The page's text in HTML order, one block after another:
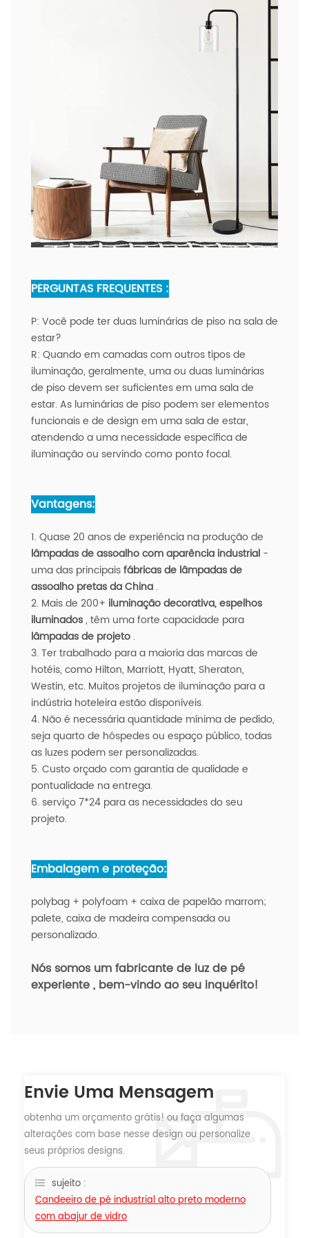
PERGUNTAS FREQUENTES :
P: Você pode ter duas luminárias de piso na sala de
estar?
R: Quando em camadas com outros tipos de
iluminação, geralmente, uma ou duas luminárias
de piso devem ser suficientes em uma sala de
estar. As luminárias de piso podem ser elementos
funcionais e de design em uma sala de estar,
atendendo a uma necessidade específica de
iluminação ou servindo como ponto focal.
Vantagens:
1. Quase 20 anos de experiência na produção de
lâmpadas de assoalho com aparência industrial -
uma das principaisfábricas de lâmpadas de
assoalho pretas da China .
2. Mais de 200+ iluminação decorativa, espelhos
iluminados, têm uma forte capacidade para
lâmpadas de projeto .
3. Ter trabalhado para a maioria das marcas de
hotéis, como Hilton, Marriott, Hyatt, Sheraton,
Westin, etc. Muitos projetos de iluminação para a
indústria hoteleira estão disponíveis.
4. Não é necessária quantidade mínima de pedido,
seja quarto de hóspedes ou espaço público, todas
as luzes podem ser personalizadas.
5. Custo orçado com garantia de qualidade e
pontualidade na entrega.
6. serviço 7*24 para as necessidades do seu
projeto.
Embalagem e proteção:
polybag + polyfoam + caixa de papelão marrom;
palete, caixa de madeira compensada ou
personalizado.
Nós somos um fabricante de luz de pé
experiente, bem-vindo ao seu inquérito!
Envie Uma Mensagem
obtenha um orçamento grátis! ou faça algumas
alterações com base nesse design ou personalize
seus próprios designs.
sujeito :
Candeeiro de pé industrial alto preto moderno
com abajur de vidro